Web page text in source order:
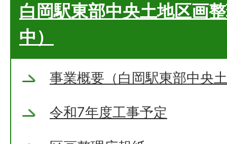
白岡駅東部中央土地区画
中）
事業概要（白岡駅東部中央
令和7年度工事予定